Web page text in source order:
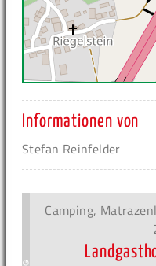
Informationen von
Stefan Reinfelder
Camping,